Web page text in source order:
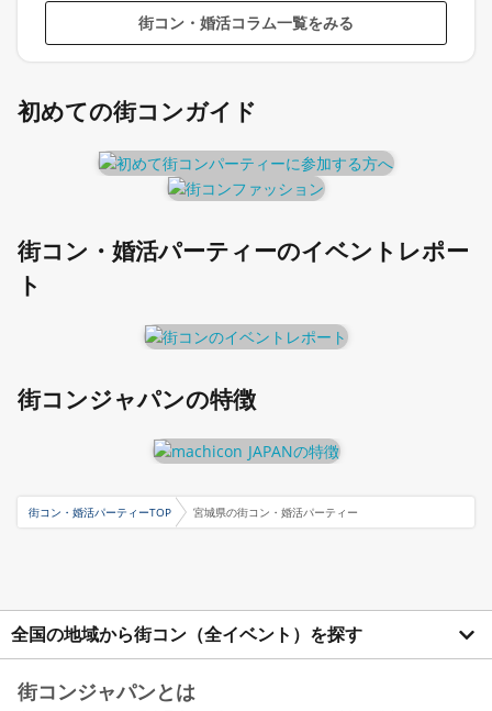
街コン・婚活コラム一覧をみる
初めての街コンガイド
街コン・婚活パーティーのイベントレポー
ト
街コンジャパンの特徴
街コン・婚活パーティーTOP 宮城県の街コン・婚活パーティー
全国の地域から街コン（全イベント）を探す
街コンジャパンとは